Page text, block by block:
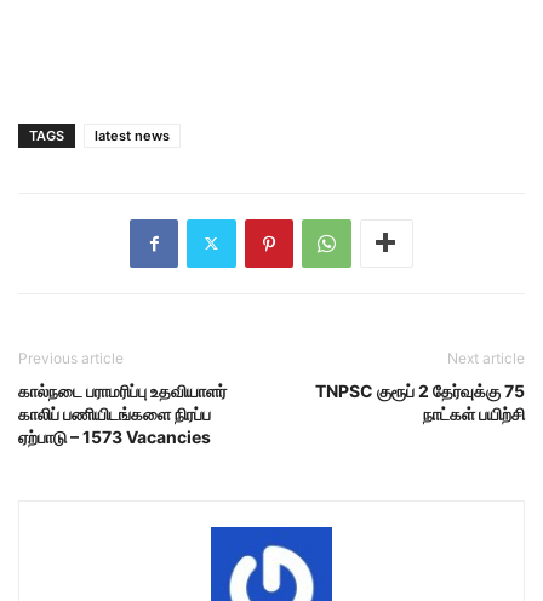
TAGS latest news
Previous article
கால்நடை பராமரிப்பு உதவியாளர்
காலிப் பணியிடங்களை நிரப்ப
ஏற்பாடு – 1573 Vacancies
Next article
TNPSC குரூப் 2 தேர்வுக்கு 75
நாட்கள் பயிற்சி